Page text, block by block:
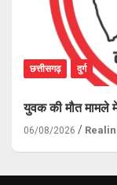
छत्तीसगढ़ दुर्ग
युवक की मौत मामले
06/08/2026